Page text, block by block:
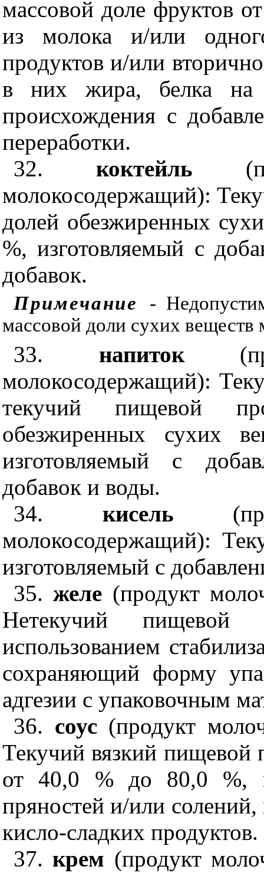
массовой доле фруктов
из молока и/или
продуктов и/или
в них жира, белка на
происхождения с
переработки.
32. коктейль
молокосодержащий):
долей обезжиренных
%, изготовляемый с
добавок.
Примечание
-
массовой доли сухих веществ
33. напиток
молокосодержащий):
текучий пищевой
обезжиренных сухих
изготовляемый с
добавок и воды.
34. кисель
молокосодержащий):
изготовляемый с
35. желе (продукт
Нетекучий пищевой
использованием
сохраняющий форму
адгезии с упаковочным
36. соус (продукт
Текучий вязкий пищевой
от 40,0 % до 80,0 %,
пряностей и/или
кисло-сладких продуктов.
37.крем (продукт